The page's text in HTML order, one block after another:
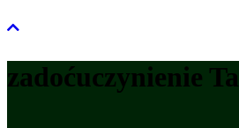
zadoćuczynienie